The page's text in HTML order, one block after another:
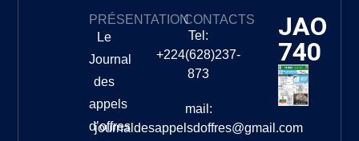
PRÉSENTATION
Le
Journal
des
appels
d’offres
CONTACTS
Tel:
+224(628)237-
873
mail:
journaldesappelsdoffres@gmail.com
JAO
740